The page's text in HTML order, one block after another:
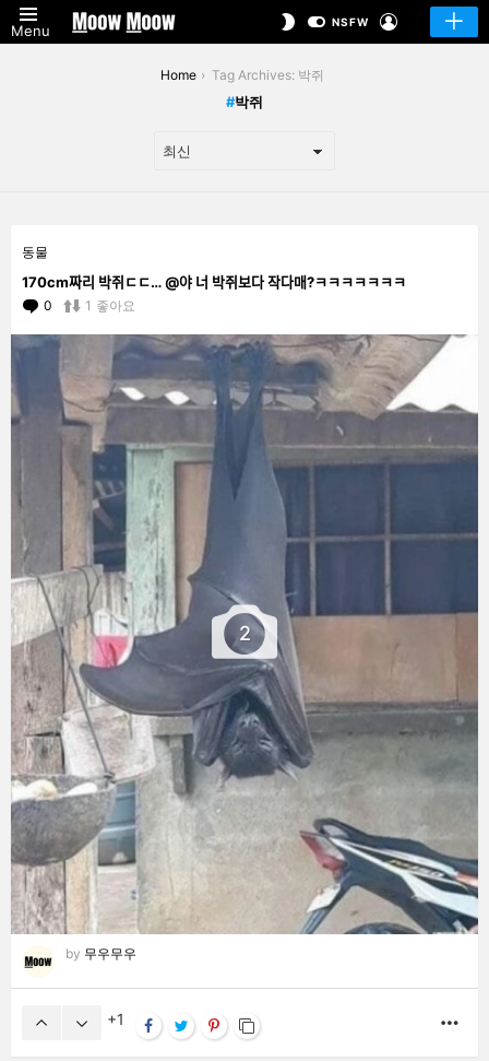
Menu
SWITCHNSFW
Home Tag Archives: 박쥐
박쥐
STORIES
동물
170cm짜리 박쥐ㄷㄷ… @야 너 박쥐보다 작다매?ㅋㅋㅋㅋㅋㅋㅋ
0 Comments
1 좋아요
2
by 무우무우
1